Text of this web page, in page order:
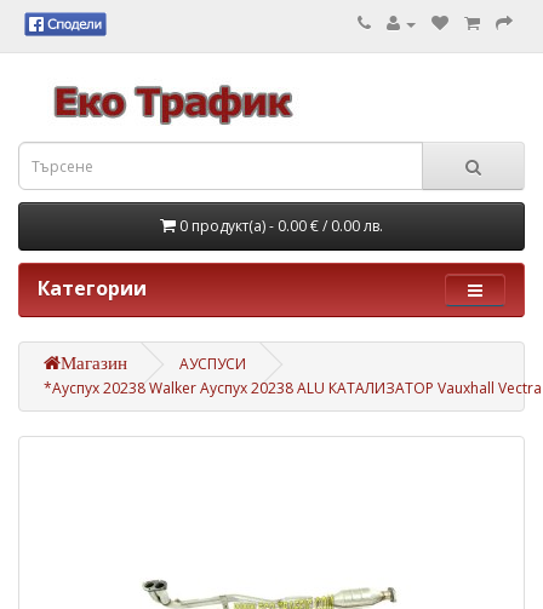
0 продукт(а) - 0.00 €/ 0.00 лв.
Категории
Магазин
АУСПУСИ
*Ауспух 20238 Walker Ауспух 20238 ALU КАТАЛИЗАТОР Vauxhall